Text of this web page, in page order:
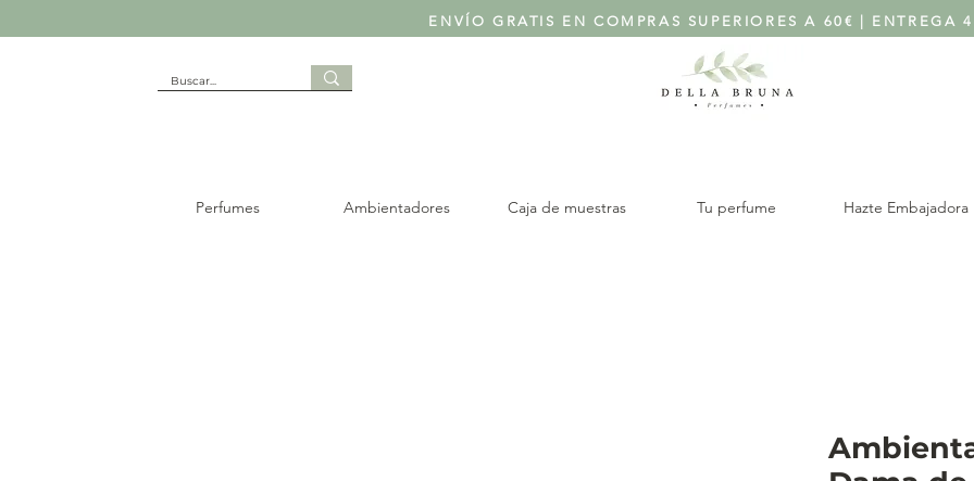
ENVÍO GRATIS EN COMPRAS SUPERIORES A 60€ | ENTREGA
Perfumes Ambientadores Caja de muestras Tu perfume Hazte Embajadora